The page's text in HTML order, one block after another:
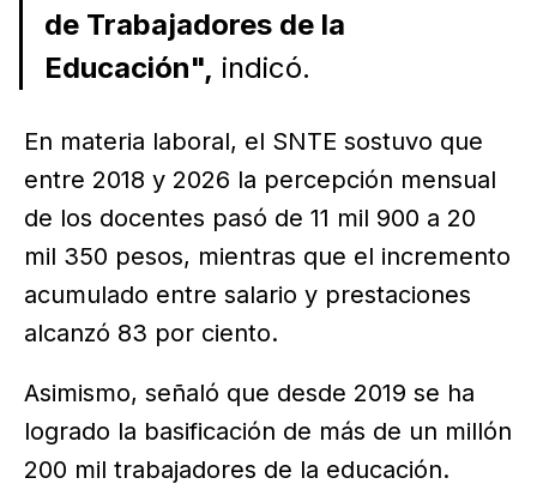
de Trabajadores de la
Educación", indicó.
En materia laboral, el SNTE sostuvo que
entre 2018 y 2026 la percepción mensual
de los docentes pasó de 11 mil 900 a 20
mil 350 pesos, mientras que el incremento
acumulado entre salario y prestaciones
alcanzó 83 por ciento.
Asimismo, señaló que desde 2019 se ha
logrado la basificación de más de un millón
200 mil trabajadores de la educación.